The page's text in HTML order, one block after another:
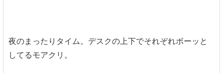
夜のまったりタイム。デスクの上下でそれぞれボーッと
してるモアクリ。